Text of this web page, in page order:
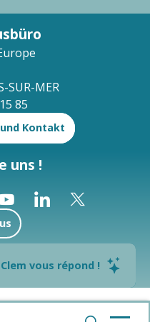
vous répond !
SUR-MER
85
Kontakt
uns !